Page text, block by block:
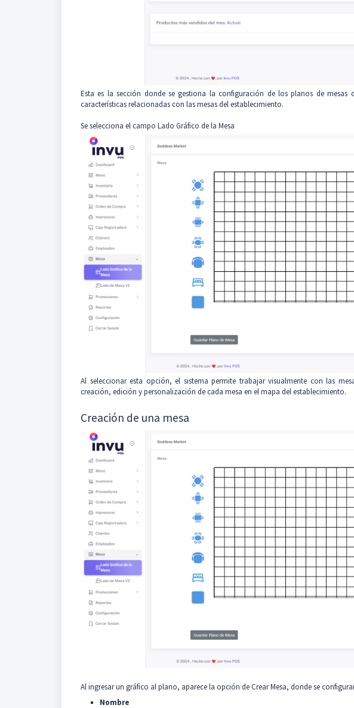
Esta es la sección donde se gestiona la configuración de los planos de mesas
características relacionadas con las mesas del establecimiento.
Se selecciona el campo Lado Gráfico de la Mesa
Al seleccionar esta opción, el sistema permite trabajar visualmente con las
creación, edición y personalización de cada mesa en el mapa del establecimiento.
Creación de una mesa
Al ingresar un gráfico al plano, aparece la opción de Crear Mesa, donde se
Nombre